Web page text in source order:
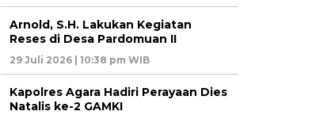
Arnold, S.H. Lakukan Kegiatan
Reses di Desa Pardomuan II
29 Juli 2026 | 10:38 pm WIB
Kapolres Agara Hadiri Perayaan Dies
Natalis ke-2 GAMKI